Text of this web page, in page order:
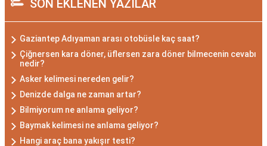
SON EKLENEN YAZILAR
Gaziantep Adıyaman arası otobüsle kaç saat?
Çiğnersen kara döner, üflersen zara döner bilmecenin cevabı
nedir?
Asker kelimesi nereden gelir?
Denizde dalga ne zaman artar?
Bilmiyorum ne anlama geliyor?
Baymak kelimesi ne anlama geliyor?
Hangi araç bana yakışır testi?